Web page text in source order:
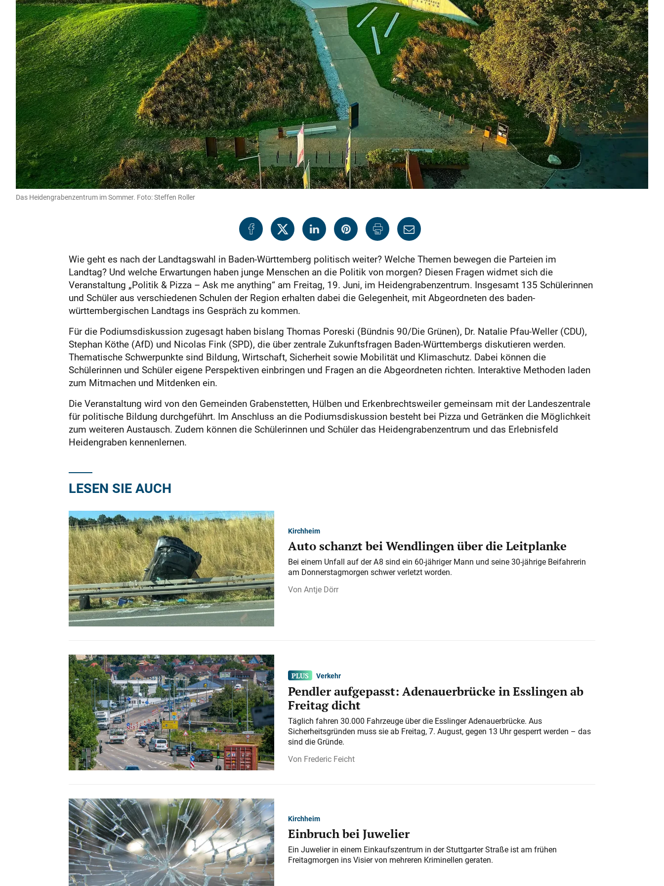
Das Heidengrabenzentrum im Sommer. Foto: Steffen Roller
Wie geht es nach der Landtagswahl in Baden-Württemberg politisch weiter? Welche Themen bewegen die Parteien im
Landtag? Und welche Erwartungen haben junge Menschen an die Politik von morgen? Diesen Fragen widmet sich die
Veranstaltung „Politik & Pizza – Ask me anything“ am Freitag, 19. Juni, im Heidengrabenzentrum. Insgesamt 135 Schülerinnen
und Schüler aus verschiedenen Schulen der Region erhalten dabei die Gelegenheit, mit Abgeordneten des baden-
württembergischen Landtags ins Gespräch zu kommen.
Für die Podiumsdiskussion zugesagt haben bislang Thomas Poreski (Bündnis 90/Die Grünen), Dr. Natalie Pfau-Weller (CDU),
Stephan Köthe (AfD) und Nicolas Fink (SPD), die über zentrale Zukunftsfragen Baden-Württembergs diskutieren werden.
Thematische Schwerpunkte sind Bildung, Wirtschaft, Sicherheit sowie Mobilität und Klimaschutz. Dabei können die
Schülerinnen und Schüler eigene Perspektiven einbringen und Fragen an die Abgeordneten richten. Interaktive Methoden laden
zum Mitmachen und Mitdenken ein.
Die Veranstaltung wird von den Gemeinden Grabenstetten, Hülben und Erkenbrechtsweiler gemeinsam mit der Landeszentrale
für politische Bildung durchgeführt. Im Anschluss an die Podiumsdiskussion besteht bei Pizza und Getränken die Möglichkeit
zum weiteren Austausch. Zudem können die Schülerinnen und Schüler das Heidengrabenzentrum und das Erlebnisfeld
Heidengraben kennenlernen.
LESEN SIE AUCH
Kirchheim
Auto schanzt bei Wendlingen über die Leitplanke
Bei einem Unfall auf der A 8 sind ein 60-jähriger Mann und seine 30-jährige Beifahrerin
am Donnerstagmorgen schwer verletzt worden.
Antje Dörr
Verkehr
Pendler aufgepasst: Adenauerbrücke in Esslingen ab
Freitag dicht
Täglich fahren 30.000 Fahrzeuge über die Esslinger Adenauerbrücke. Aus
Sicherheitsgründen muss sie ab Freitag, 7. August, gegen 13 Uhr gesperrt werden – das
sind die Gründe.
Frederic Feicht
Kirchheim
Einbruch bei Juwelier
Ein Juwelier in einem Einkaufszentrum in der Stuttgarter Straße ist am frühen
Freitagmorgen ins Visier von mehreren Kriminellen geraten.